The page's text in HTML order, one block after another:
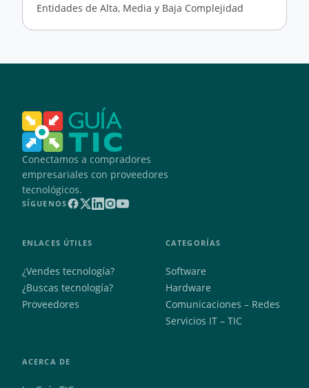
Entidades de Alta, Media y Baja Complejidad
Conectamos a compradores
empresariales con proveedores
tecnológicos.
SÍGUENOS
ENLACES ÚTILES
¿Vendes tecnología?
¿Buscas tecnología?
Proveedores
CATEGORÍAS
Software
Hardware
Comunicaciones – Redes
Servicios IT – TIC
ACERCA DE